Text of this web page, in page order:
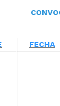
FECHA